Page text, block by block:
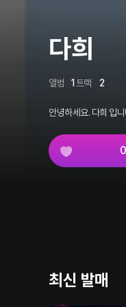
다희
앨범 1 트랙 2
안녕하세요. 다희 입
0
최신 발매